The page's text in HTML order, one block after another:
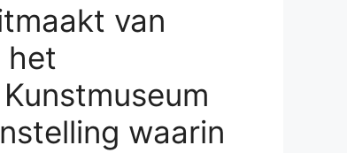
van
het
waarin